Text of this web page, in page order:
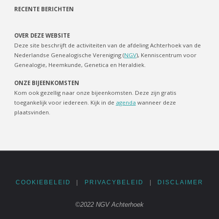
RECENTE BERICHTEN
OVER DEZE WEBSITE
Deze site beschrijft de activiteiten van de afdeling Achterhoek van de
Nederlandse Genealogische Vereniging (NGV), Kenniscentrum voor
Genealogie, Heemkunde, Genetica en Heraldiek.
ONZE BIJEENKOMSTEN
Kom ook gezellig naar onze bijeenkomsten. Deze zijn gratis
toegankelijk voor iedereen. Kijk in de agenda wanneer deze
plaatsvinden.
COOKIEBELEID PRIVACYBELEID DISCLAIMER
©2022 NGV Achterhoek